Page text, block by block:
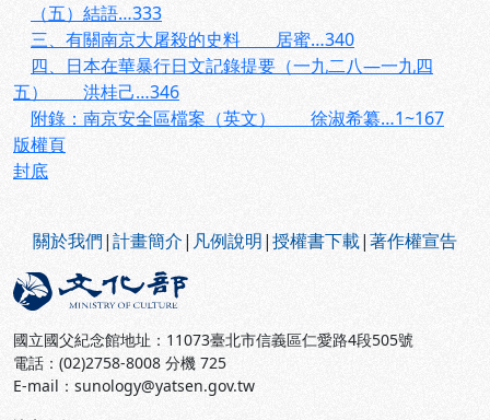
（五）結語…333
三、有關南京大屠殺的史料 居蜜…340
四、日本在華暴行日文記錄提要（一九二八—一九四
五） 洪桂己…346
附錄：南京安全區檔案（英文） 徐淑希纂…1~167
版權頁
封底
關於我們|計畫簡介| 凡例說明|授權書下載|著作權宣告
國立國父紀念館地址：11073臺北市信義區仁愛路4段505號
電話：(02)2758-8008 分機 725
E-mail：sunology@yatsen.gov.tw